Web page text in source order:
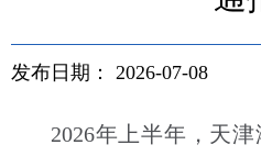
发布日期： 2026-07-08
2026年上半年，天